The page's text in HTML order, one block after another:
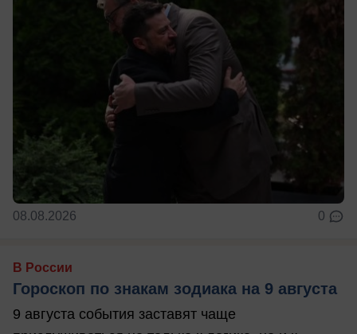
08.08.2026 0
В России
Гороскоп по знакам зодиака на 9 августа
9 августа события заставят чаще